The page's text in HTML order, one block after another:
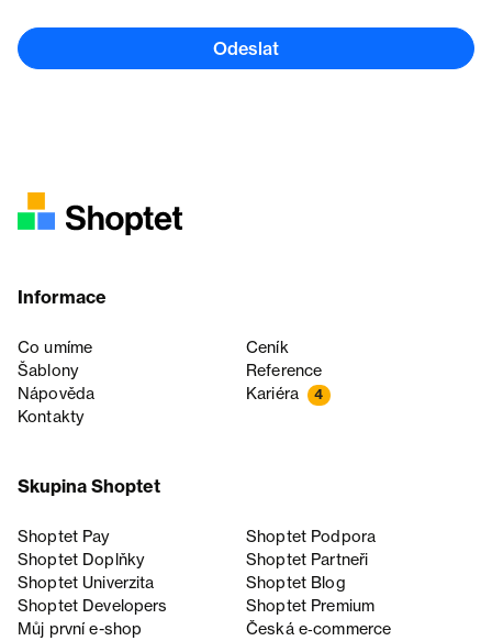
Odeslat
Informace
Co umíme
Ceník
Šablony
Reference
Nápověda
Kariéra 4
Kontakty
Skupina Shoptet
Shoptet Pay
Shoptet Podpora
Shoptet Doplňky
Shoptet Partneři
Shoptet Univerzita
Shoptet Blog
Shoptet Developers
Shoptet Premium
Můj první e-shop
Česká e‑commerce